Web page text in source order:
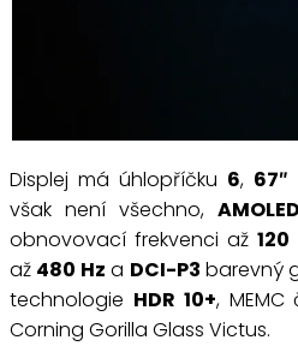
Displej má úhlopříčku 6, 67″
však není všechno, AMOLED
obnovovací frekvenci až 120
až 480 Hz a DCI-P3 barevný
technologie HDR 10+,
Corning Gorilla Glass Victus.